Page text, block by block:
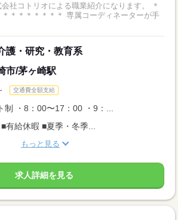
社コトリオによる職業紹介になります。 ＊
＊＊＊＊＊＊＊＊ 専属コーディネーターが手
護・研究・教育系
市/茅ヶ崎駅
交通費全額支給
制 ・8：00〜17：00 ・9：...
有給休暇 ■夏季・冬季...
もっと見る
求人詳細を見る